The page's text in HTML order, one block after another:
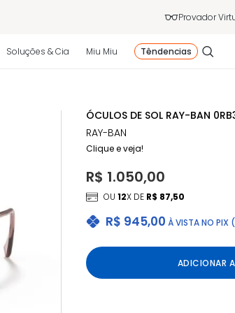
Provador
Soluções & Cia Miu Miu Têndencias
ÓCULOS DE SOL RAY-BAN
RAY-BAN
Clique e veja!
R$ 945,00 À VISTA NO PIX
R$ 1.050,00
OU12X DE R$ 87,50
ADICIONAR